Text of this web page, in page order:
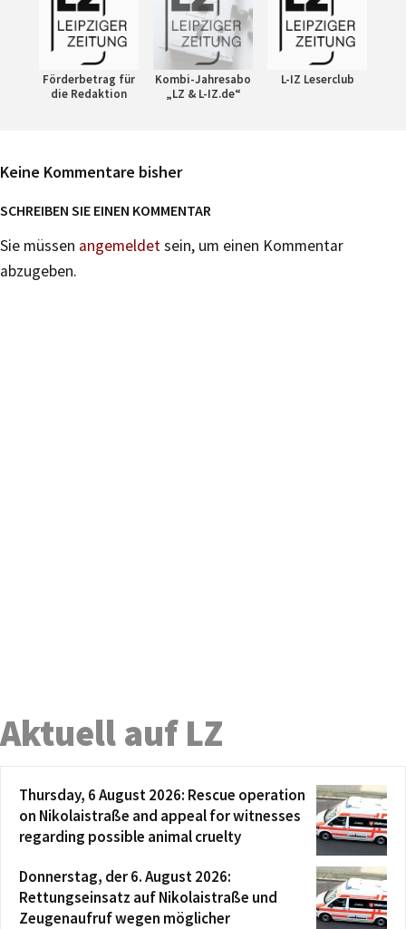
Förderbetrag für
die Redaktion
Kombi-Jahresabo
„LZ & L-IZ.de“
L-IZ Leserclub
Keine Kommentare bisher
SCHREIBEN SIE EINEN KOMMENTAR
Sie müssen angemeldetsein, um einen Kommentar
abzugeben.
Aktuell auf LZ
Thursday, 6 August 2026: Rescue operation
on Nikolaistraße and appeal for witnesses
regarding possible animal cruelty
Donnerstag, der 6. August 2026:
Rettungseinsatz auf Nikolaistraße und
Zeugenaufruf wegen möglicher